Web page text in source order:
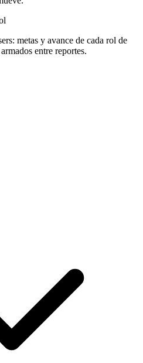
metas y avance de cada rol de
entre reportes.